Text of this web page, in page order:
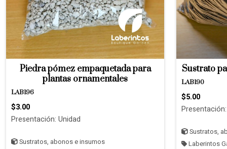
Piedra pómez empaquetada para
plantas ornamentales
LAB196
$3.00
Presentación: Unidad
Sustratos, abonos e insumos
Sustrato
LAB190
$5.00
Sustratos,
Laberintos